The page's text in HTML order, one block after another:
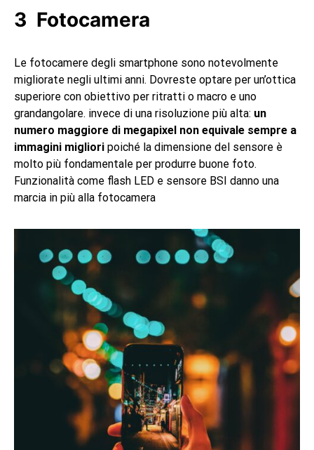
Fotocamera
Le fotocamere degli smartphone sono notevolmente
migliorate negli ultimi anni. Dovreste optare per un’ottica
superiore con obiettivo per ritratti o macro e uno
grandangolare. invece di una risoluzione più alta: un
numero maggiore di megapixel non equivale sempre a
immagini migliori poiché la dimensione del sensore è
molto più fondamentale per produrre buone foto.
Funzionalità come flash LED e sensore BSI danno una
marcia in più alla fotocamera